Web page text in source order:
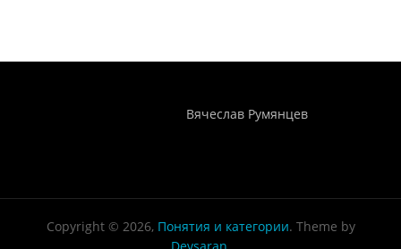
Вячеслав Румянцев
Copyright © 2026, Понятия и категории. Theme by
Devsaran